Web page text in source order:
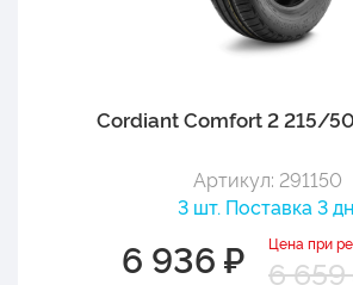
Cordiant Comfort 2 215/
Артикул: 291150
3 шт. Поставка 3
6 936 ₽ Цена при
6 659